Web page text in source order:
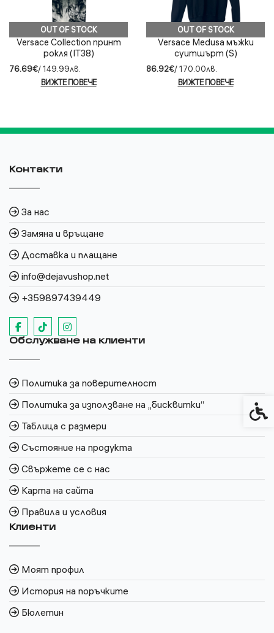
OUT OF STOCK
Versace Collection принт
рокля (IT38)
76.69€/ 149.99лв.
ВИЖТЕ ПОВЕЧЕ
OUT OF STOCK
Versace Medusa мъжки
суитшърт (S)
86.92€/ 170.00лв.
ВИЖТЕ ПОВЕЧЕ
Контакти
За нас
Замяна и връщане
Доставка и плащане
info@dejavushop.net
+359897439449
Обслужване на клиенти
Политика за поверителност
Политика за използване на „бисквитки“
Таблица с размери
Състояние на продукта
Свържете се с нас
Карта на сайта
Правила и условия
Клиенти
Моят профил
История на поръчките
Бюлетин